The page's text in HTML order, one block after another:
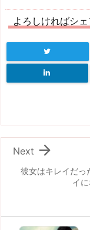
よろしければシ
彼女はキレイだっ
イ

Next